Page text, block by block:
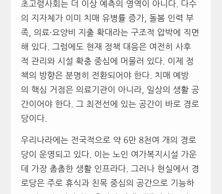
초고령사회는 더 이상 예측의 영역이 아니다. 다수
의 지자체가 이미 치매 유병률 증가, 돌봄 인력 부
족, 의료·요양비 지출 확대라는 구조적 압박에 직면
해 있다. 그럼에도 현재 정책 대응은 여전히 사후
적 관리와 시설 확충 중심에 머물러 있다. 이제 정
책의 방향은 분명히 전환되어야 한다. 치매 예방
의 핵심 거점은 의료기관이 아니라, 일상의 생활 공
간이어야 한다. 그 최전선에 있는 공간이 바로 경로
당이다.
우리나라에는 전국적으로 약 6만 8천여 개의 경로
당이 운영되고 있다. 이는 노인 여가복지시설 가운
데 가장 촘촘한 생활 인프라다. 그러나 현실에서 경
로당은 주로 휴식과 친목 중심의 공간으로 기능하